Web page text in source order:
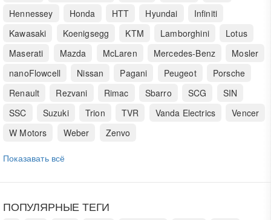
Hennessey
Honda HTT Hyundai
Infiniti
Kawasaki
Koenigsegg KTM Lamborghini
Lotus
Maserati
Mazda McLaren Mercedes-Benz
Mosler
nanoFlowcell
Nissan Pagani Peugeot
Porsche
Renault
Rezvani Rimac Sbarro SCG
SIN
SSC
Suzuki Trion TVR Vanda Electrics
Vencer
W Motors
Weber Zenvo
Показавать всё
ПОПУЛЯРНЫЕ ТЕГИ